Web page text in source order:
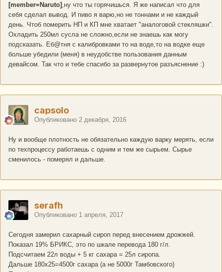
[member=Naruto] ,ну что ты горячишься. Я же написал что для
себя сделал вывод. И пиво я варю,но не тоннами и не каждый
день. Чтоб померить НП и КП мне хватает "аналоговой стекляшки".
Охладить 250мл сусла не сложно,если не знаешь как могу
подсказать. Еб@тня с калибровками то на воде,то на водке еще
больше убедили (меня) в неудобстве пользования данным
девайсом. Так что и тебе спасибо за развернутое разъяснение :)
capsolo
Опубликовано 2 декабря, 2016
Ну и вообще плотность не обязательно каждую варку мерять, если
по техпроцессу работаешь с одним и тем же сырьем. Сырье
сменилось - померял и дальше.
serafh
Опубликовано 1 апреля, 2017
Сегодня замерил сахарный сироп перед внесением дрожжей.
Показал 19% БРИКС, это по шкале перевода 180 г/л.
Подсчитаем 22л воды + 5 кг сахара = 25л сиропа.
Дальше 180х25=4500г сахара (а не 5000г Тамбовского)